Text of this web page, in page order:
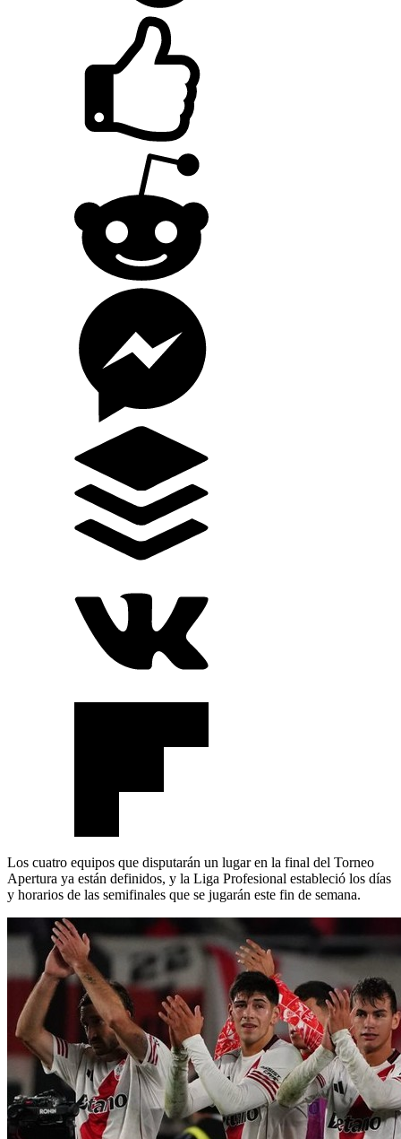
Los cuatro equipos que disputarán un lugar en la final del Torneo
Apertura ya están definidos, y la Liga Profesional estableció los días
y horarios de las semifinales que se jugarán este fin de semana.